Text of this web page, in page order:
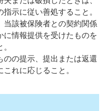
示に従い善処すること。
当該被保険者との契約関係
に情報提供を受けたものを
のの提示、提出または返還
れに応じること。